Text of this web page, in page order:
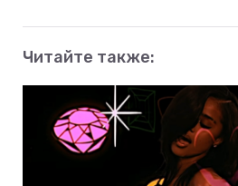
Читайте также: